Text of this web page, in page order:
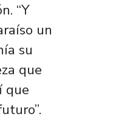
“Y
un
su
que
que